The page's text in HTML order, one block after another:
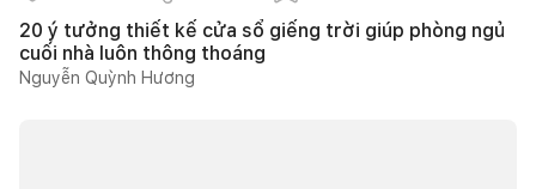
20 ý tưởng thiết kế cửa sổ giếng trời giúp phòng ngủ
cuối nhà luôn thông thoáng
Nguyễn Quỳnh Hương